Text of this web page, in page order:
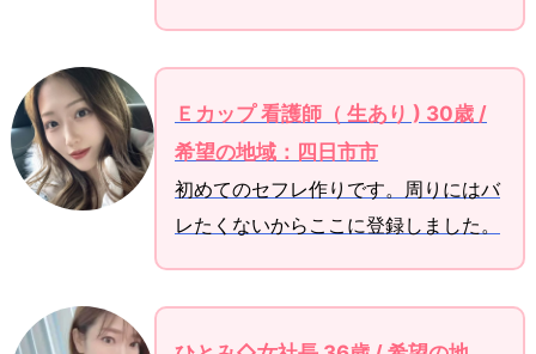
Ｅカップ 看護師（ 生あり ) 30歳 /
希望の地域：四日市市
初めてのセフレ作りです。周りにはバ
レたくないからここに登録しました。